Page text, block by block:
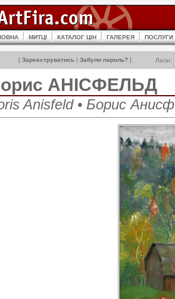
МИТЦІ КАТАЛОГ ЦІН ГАЛЕРЕЯ ПОСЛУГИ
[ Зареєструватись | Забули пароль? ] Логін:
АНІСФЕЛЬД
Anisfeld • Борис